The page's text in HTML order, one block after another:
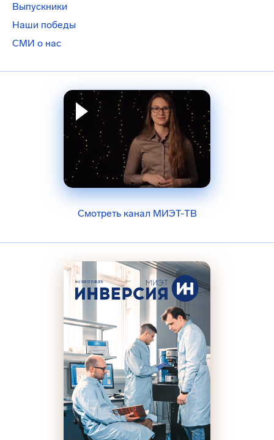
Выпускники
Наши победы
СМИ о нас
Смотреть канал МИЭТ-ТВ